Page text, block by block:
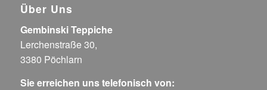
Über Uns
Gembinski Teppiche
Lerchenstraße 30,
3380 Pöchlarn
Sie erreichen uns telefonisch von: